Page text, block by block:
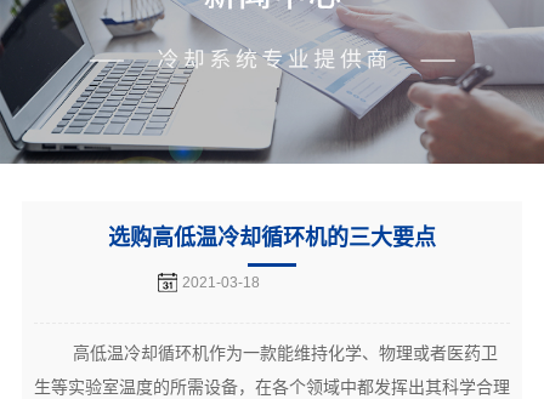
选购高低温冷却循环机的三大要点
2021-03-18
高低温冷却循环机作为一款能维持化学、物理或者医药卫
生等实验室温度的所需设备，在各个领域中都发挥出其科学合理